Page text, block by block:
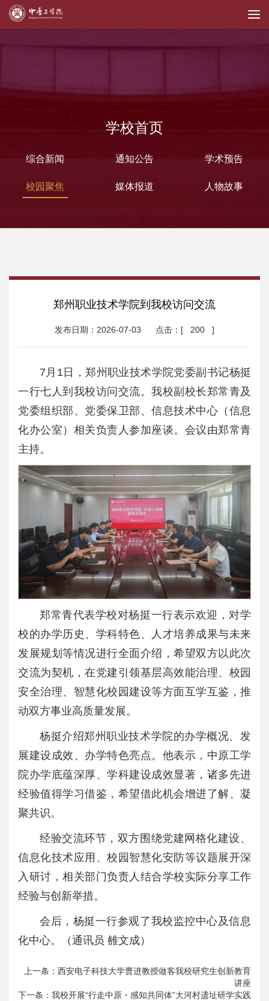
学校首页
综合新闻 通知公告 学术预告
校园聚焦 媒体报道 人物故事
郑州职业技术学院到我校访问交流
发布日期：2026-07-03 点击：[ 200 ]
7月1日，郑州职业技术学院党委副书记杨挺
一行七人到我校访问交流。我校副校长郑常青及
党委组织部、党委保卫部、信息技术中心（信息
化办公室）相关负责人参加座谈。会议由郑常青
主持。
郑常青代表学校对杨挺一行表示欢迎，对学
校的办学历史、学科特色、人才培养成果与未来
发展规划等情况进行全面介绍，希望双方以此次
交流为契机，在党建引领基层高效能治理、校园
安全治理、智慧化校园建设等方面互学互鉴，推
动双方事业高质量发展。
杨挺介绍郑州职业技术学院的办学概况、发
展建设成效、办学特色亮点。他表示，中原工学
院办学底蕴深厚、学科建设成效显著，诸多先进
经验值得学习借鉴，希望借此机会增进了解、凝
聚共识。
经验交流环节，双方围绕党建网格化建设、
信息化技术应用、校园智慧化安防等议题展开深
入研讨，相关部门负责人结合学校实际分享工作
经验与创新举措。
会后，杨挺一行参观了我校监控中心及信息
化中心。（通讯员 雒文成）
上一条： 西安电子科技大学曹进教授做客我校研究生创新教育
讲座
下一条： 我校开展“行走中原・感知共同体”大河村遗址研学实践